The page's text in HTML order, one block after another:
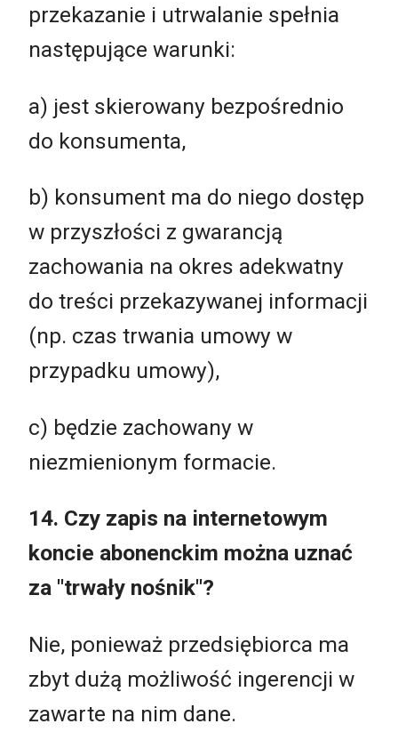
przekazanie i utrwalanie spełnia
następujące warunki:
a) jest skierowany bezpośrednio
do konsumenta,
b) konsument ma do niego dostęp
w przyszłości z gwarancją
zachowania na okres adekwatny
do treści przekazywanej informacji
(np. czas trwania umowy w
przypadku umowy),
c) będzie zachowany w
niezmienionym formacie.
14. Czy zapis na internetowym
koncie abonenckim można uznać
za "trwały nośnik"?
Nie, ponieważ przedsiębiorca ma
zbyt dużą możliwość ingerencji w
zawarte na nim dane.